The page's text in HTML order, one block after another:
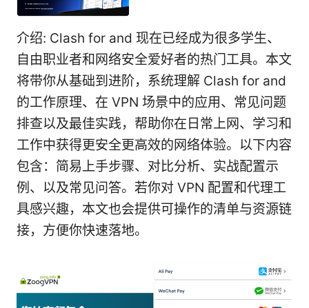
介绍: Clash for and 现在已经成为很多学生、
自由职业者和网络安全爱好者的热门工具。本文
将带你从基础到进阶，系统理解 Clash for and
的工作原理、在 VPN 场景中的应用、常见问题
排查以及最佳实践，帮助你在日常上网、学习和
工作中获得更安全更高效的网络体验。以下内容
包含：简易上手步骤、对比分析、实战配置示
例、以及常见问答。若你对 VPN 配置和代理工
具感兴趣，本文也会提供可操作的清单与资源链
接，方便你快速落地。